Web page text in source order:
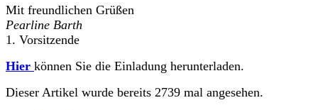
Mit freundlichen Grüßen
Pearline Barth
1. Vorsitzende
Hier können Sie die Einladung herunterladen.
Dieser Artikel wurde bereits 2739 mal angesehen.